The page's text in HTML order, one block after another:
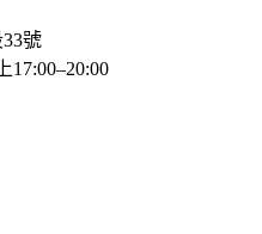
號
17:00–20:00